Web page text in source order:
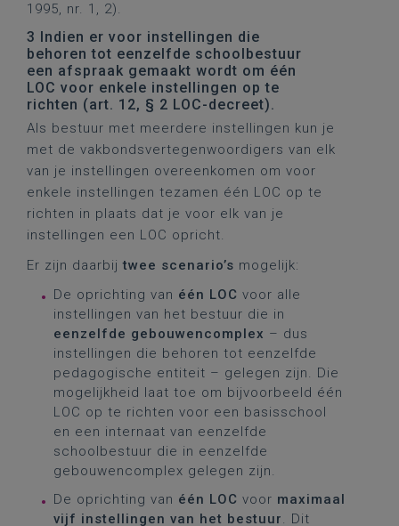
1995, nr. 1, 2).
3 Indien er voor instellingen die
behoren tot eenzelfde schoolbestuur
een afspraak gemaakt wordt om één
LOC voor enkele instellingen op te
richten (art. 12, § 2 LOC-decreet).
Als bestuur met meerdere instellingen kun je
met de vakbondsvertegenwoordigers van elk
van je instellingen overeenkomen om voor
enkele instellingen tezamen één LOC op te
richten in plaats dat je voor elk van je
instellingen een LOC opricht.
Er zijn daarbijtwee scenario’s mogelijk:
De oprichting van één LOC voor alle
instellingen van het bestuur die in
eenzelfde gebouwencomplex – dus
instellingen die behoren tot eenzelfde
pedagogische entiteit – gelegen zijn. Die
mogelijkheid laat toe om bijvoorbeeld één
LOC op te richten voor een basisschool
en een internaat van eenzelfde
schoolbestuur die in eenzelfde
gebouwencomplex gelegen zijn.
De oprichting van één LOC voor maximaal
vijf instellingen van het bestuur. Dit